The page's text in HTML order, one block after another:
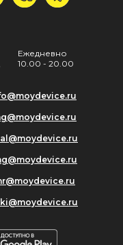
Ежедневно
10.00 - 20.00